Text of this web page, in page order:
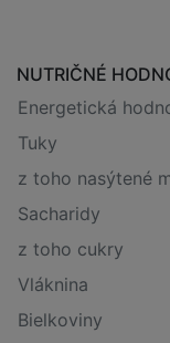
NUTRIČNÉ
Energetická
Tuky
z toho nasýtené
Sacharidy
z toho cukry
Vláknina
Bielkoviny